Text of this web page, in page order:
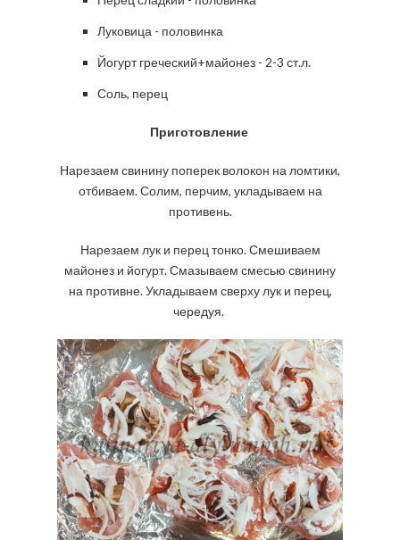
Луковица - половинка
Йогурт греческий+майонез - 2-3 ст.л.
Соль, перец
Приготовление
Нарезаем свинину поперек волокон на ломтики,
отбиваем. Солим, перчим, укладываем на
противень.
Нарезаем лук и перец тонко. Смешиваем
майонез и йогурт. Смазываем смесью свинину
на противне. Укладываем сверху лук и перец,
чередуя.